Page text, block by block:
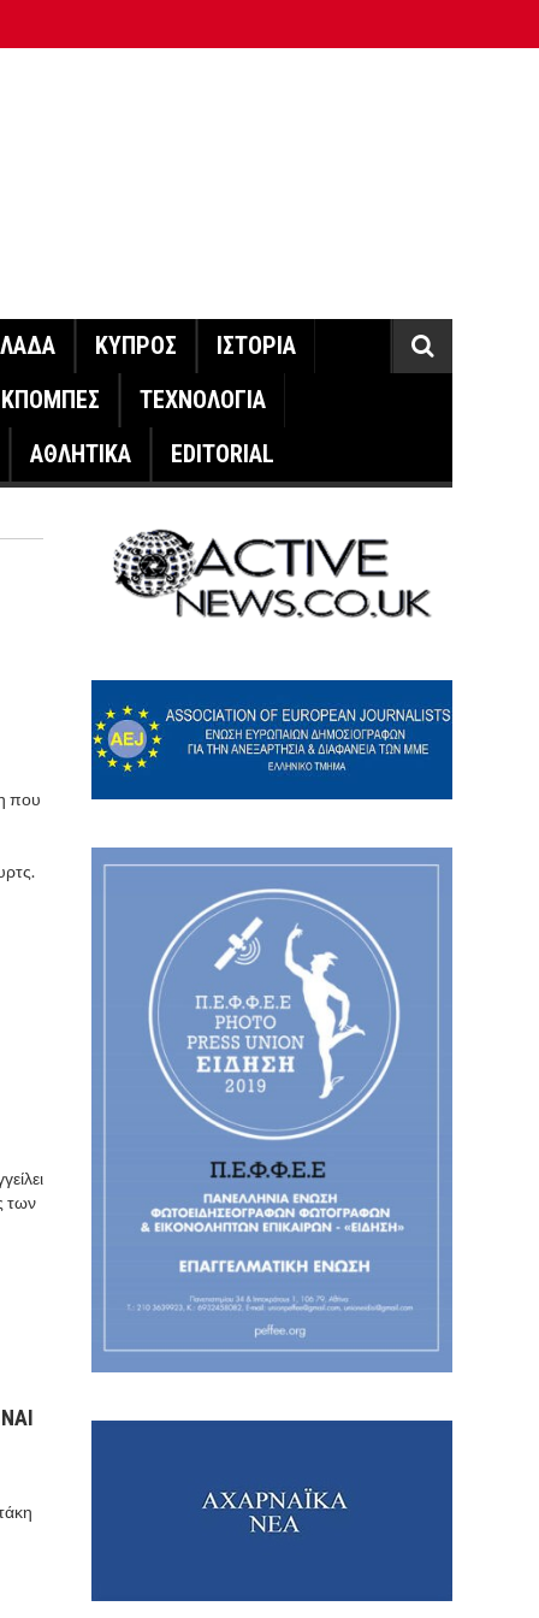
ΚΥΠΡΟΣ
ΙΣΤΟΡΙΑ
ΤΕΧΝΟΛΟΓΙΑ
ΑΘΛΗΤΙΚΑ
EDITORIAL
που
των